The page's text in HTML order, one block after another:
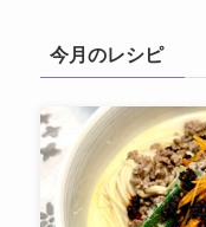
今月のレシピ